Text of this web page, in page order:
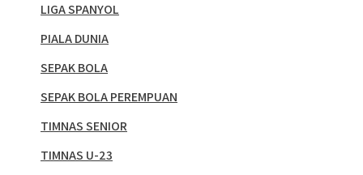
LIGA SPANYOL
PIALA DUNIA
SEPAK BOLA
SEPAK BOLA PEREMPUAN
TIMNAS SENIOR
TIMNAS U-23